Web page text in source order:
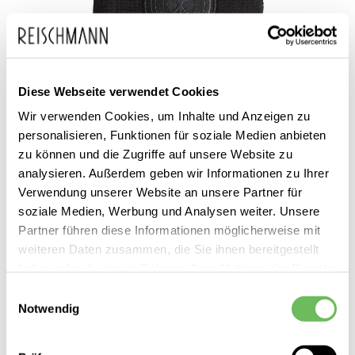
Diese Webseite verwendet Cookies
Wir verwenden Cookies, um Inhalte und Anzeigen zu
personalisieren, Funktionen für soziale Medien anbieten
zu können und die Zugriffe auf unsere Website zu
analysieren. Außerdem geben wir Informationen zu Ihrer
Verwendung unserer Website an unsere Partner für
soziale Medien, Werbung und Analysen weiter. Unsere
Partner führen diese Informationen möglicherweise mit
weiteren Daten zusammen, die Sie ihnen bereitgestellt
Notwendig
Zum
Anfang
der
Bildgalerie
springen
adidas
Herren Schweißbänder DFB
EM 2021
9,99 €
Dieses Produkt ist exklusiv in unseren Filialen erhältlich. Prüfen Sie
mit einem Klick auf „Vor Ort verfügbar?", wo Ihre Größe vorrätig ist.